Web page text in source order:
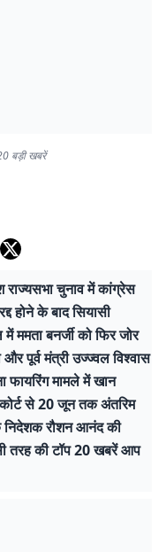
बड़ी खबरें
चुनाव में कांग्रेस
होने के बाद सियासी
ममता बनर्जी को फिर जोर
पूर्व मंत्री उज्ज्वल विश्वास
फायरिंग मामले में खान
से 20 जून तक अंतरिम
निदेशक रौशन आनंद की
तरह की टॉप 20 खबरें आप